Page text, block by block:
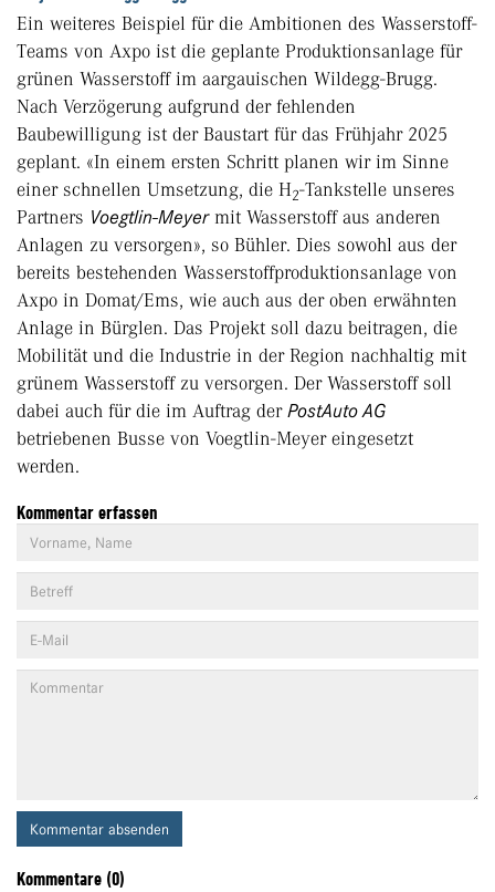
Ein weiteres Beispiel für die Ambitionen des Wasserstoff-
Teams von Axpo ist die geplante Produktionsanlage für
grünen Wasserstoff im aargauischen Wildegg-Brugg.
Nach Verzögerung aufgrund der fehlenden
Baubewilligung ist der Baustart für das Frühjahr 2025
geplant. «In einem ersten Schritt planen wir im Sinne
einer schnellen Umsetzung, die H2-Tankstelle unseres
Partners Voegtlin-Meyermit Wasserstoff aus anderen
Anlagen zu versorgen», so Bühler. Dies sowohl aus der
bereits bestehenden Wasserstoffproduktionsanlage von
Axpo in Domat/Ems, wie auch aus der oben erwähnten
Anlage in Bürglen. Das Projekt soll dazu beitragen, die
Mobilität und die Industrie in der Region nachhaltig mit
grünem Wasserstoff zu versorgen. Der Wasserstoff soll
dabei auch für die im Auftrag der PostAuto AG
betriebenen Busse von Voegtlin-Meyer eingesetzt
werden.
Kommentar erfassen
Kommentar absenden
Kommentare (0)